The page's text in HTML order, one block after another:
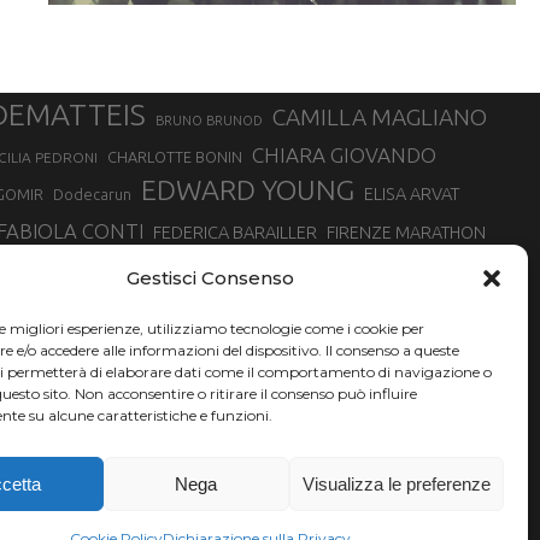
Gestisci Consenso
migliori esperienze, utilizziamo tecnologie come i cookie per
e/o accedere alle informazioni del dispositivo. Il consenso a queste
permetterà di elaborare dati come il comportamento di navigazione o
sito. Non acconsentire o ritirare il consenso può influire
su alcune caratteristiche e funzioni.
Nega Visualizza le preferenze
BRUNO BRUNOD CAMILLA MAGLIANO
PEDRONI CHARLOTTE BONIN CHIARA GIOVANDO
Dodecarun EDWARD YOUNG ELISA ARVAT
FABIOLA CONTI FEDERICA BARAILLER FIRENZE MARATHON
GIOVANNA EPIS GIULIANO CAVALLO
DI TORINO MARATONINA MARCELLA BELLETTI MARCO OLMO
MONVISO VERTICAL RACE NADIA BATTOCLETTI
BONALDI SILVIA RAMPAZZO
CHEVRIER YEMAN CRIPPA